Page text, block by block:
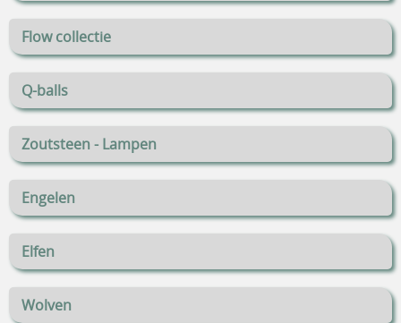
Flow collectie
Q-balls
Zoutsteen - Lampen
Engelen
Elfen
Wolven